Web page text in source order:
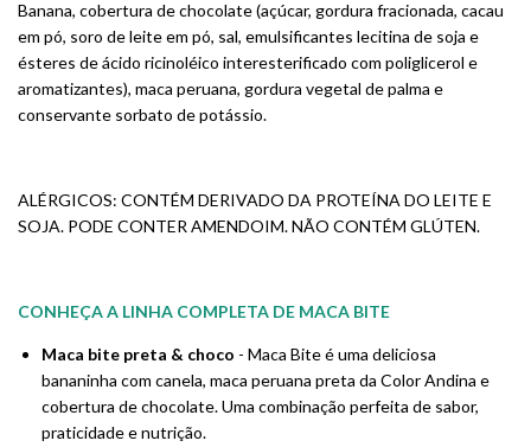
Banana, cobertura de chocolate (açúcar, gordura fracionada, cacau
em pó, soro de leite em pó, sal, emulsificantes lecitina de soja e
ésteres de ácido ricinoléico interesterificado com poliglicerol e
aromatizantes), maca peruana, gordura vegetal de palma e
conservante sorbato de potássio.
ALÉRGICOS: CONTÉM DERIVADO DA PROTEÍNA DO LEITE E
SOJA. PODE CONTER AMENDOIM. NÃO CONTÉM GLÚTEN.
CONHEÇA A LINHA COMPLETA DE MACA BITE
Maca bite preta & choco - Maca Bite é uma deliciosa
bananinha com canela, maca peruana preta da Color Andina e
cobertura de chocolate. Uma combinação perfeita de sabor,
praticidade e nutrição.